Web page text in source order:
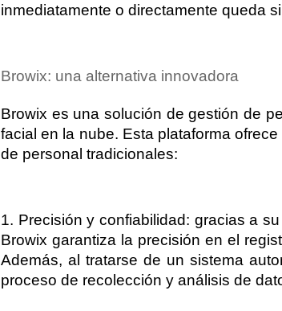
inmediatamente o directamente queda
Browix: una alternativa innovadora
Browix es una solución de gestión de
facial en la nube. Esta plataforma
de personal tradicionales:
1. Precisión y confiabilidad: gracias a
Browix garantiza la precisión en el
Además, al tratarse de un sistema
proceso de recolección y análisis de